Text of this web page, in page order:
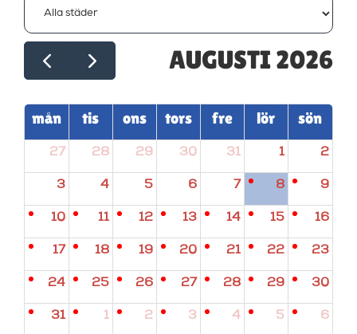
AUGUSTI 2026
mån tis ons tors fre lör sön
27 28 29 30 31 1 2
3 4 5 6 7 8 9
10 11 12 13 14 15 16
17 18 19 20 21 22 23
24 25 26 27 28 29 30
31 1 2 3 4 5 6